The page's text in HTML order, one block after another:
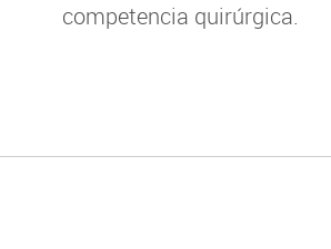
competencia quirúrgica.